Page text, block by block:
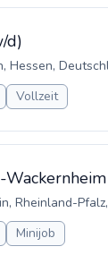
d)
Hessen,
Vollzeit
Rheinland-
Minijob